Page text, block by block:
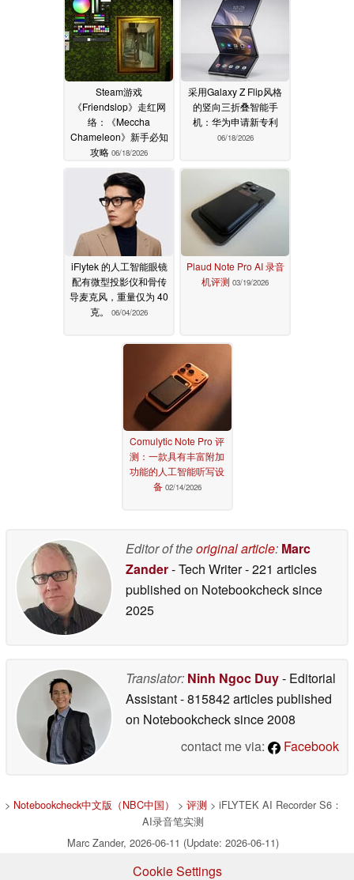
Steam游戏
《Friendslop》走红网
络：《Meccha
Chameleon》新手必知
攻略 06/18/2026
采用Galaxy Z Flip风格
的竖向三折叠智能手
机：华为申请新专利
06/18/2026
iFlytek 的人工智能眼镜
配有微型投影仪和骨传
导麦克风，重量仅为 40
克。
06/04/2026
Plaud Note Pro AI 录音
机评测 03/19/2026
Comulytic Note Pro 评
测：一款具有丰富附加
功能的人工智能听写设
备 02/14/2026
Editor of theoriginal article: Marc
Zander- Tech Writer- 221 articles
published on Notebookchecksince
2025
Translator: Ninh Ngoc Duy- Editorial
Assistant- 815842 articles published
on Notebookchecksince 2008
contact me via:
Facebook
> Notebookcheck中文版（NBC中国） > 评测 > iFLYTEK AI Recorder S6：
AI录音笔实测
Marc Zander, 2026-06-11 (Update: 2026-06-11)
Cookie Settings